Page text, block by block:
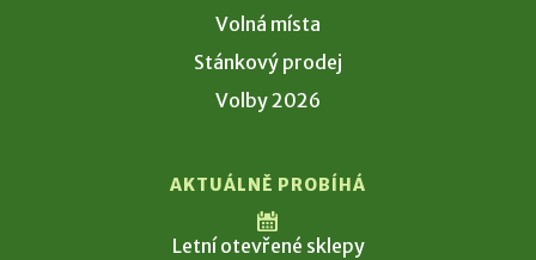
Volná místa
Stánkový prodej
Volby 2026
AKTUÁLNĚ PROBÍHÁ
Letní otevřené sklepy